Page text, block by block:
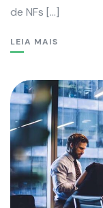
de NFs […]
LEIA MAIS